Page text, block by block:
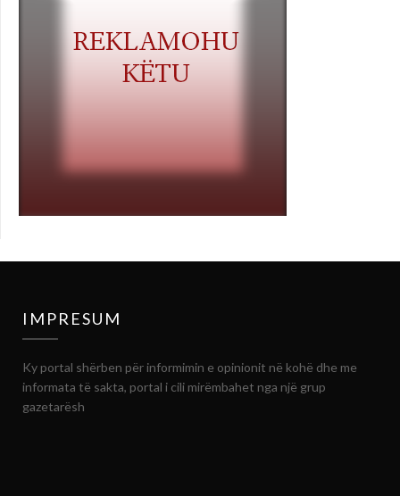
IMPRESUM
Ky portal shërben për informimin e opinionit në kohë dhe me
informata të sakta, portal i cili mirëmbahet nga një grup
gazetarësh